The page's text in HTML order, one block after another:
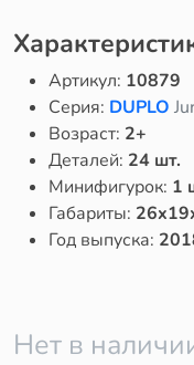
Артикул: 10879
Серия: DUPLO
Возраст: 2+
Деталей: 24 шт.
Минифигурок: 1
Габариты:
Год выпуска:
Нет в